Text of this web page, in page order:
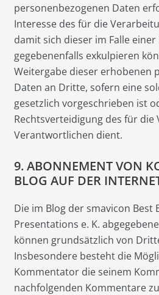
personenbezogenen Daten
Interesse des für die
damit sich dieser im Falle
gegebenenfalls exkulpieren
Weitergabe dieser erhobenen
Daten an Dritte, sofern eine
gesetzlich vorgeschrieben ist
Rechtsverteidigung des für die
Verantwortlichen dient.
9. ABONNEMENT VON
BLOG AUF DER
Die im Blog der smavicon Best
Presentations e. K.
können grundsätzlich von
Insbesondere besteht die
Kommentator die seinem
nachfolgenden Kommentare